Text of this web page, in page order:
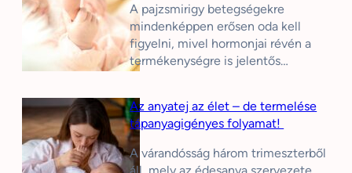
A pajzsmirigy betegségekre
mindenképpen erősen oda kell
figyelni, mivel hormonjai révén a
termékenységre is jelentős…
Az anyatej az élet – de termelése
tápanyagigényes folyamat!
A várandósság három trimeszterből